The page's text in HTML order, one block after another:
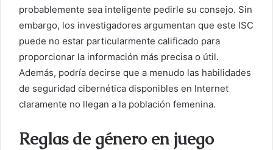
probablemente sea inteligente pedirle su consejo. Sin
embargo, los investigadores argumentan que este ISC
puede no estar particularmente calificado para
proporcionar la información más precisa o útil.
Además, podría decirse que a menudo las habilidades
de seguridad cibernética disponibles en Internet
claramente no llegan a la población femenina.
Reglas de género en juego